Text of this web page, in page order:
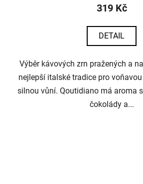
319 Kč
DETAIL
Výběr kávových zrn pražených a
nejlepší italské tradice pro
silnou vůní. Qoutidiano má aroma
čokolády a...